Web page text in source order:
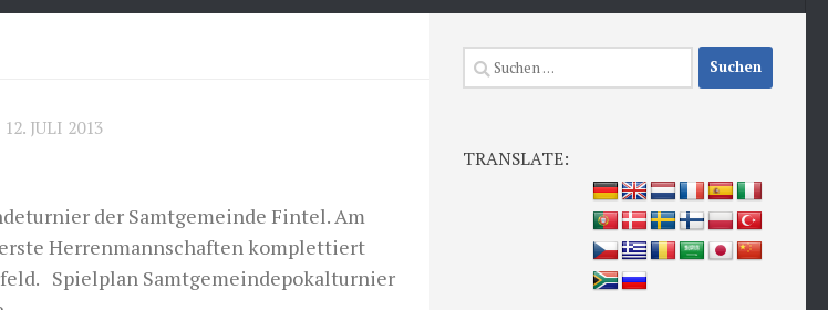
12. JULI 2013
der Samtgemeinde Fintel. Am
Herrenmannschaften komplettiert
Spielplan Samtgemeindepokalturnier
Suchen
nach:
TRANSLATE: